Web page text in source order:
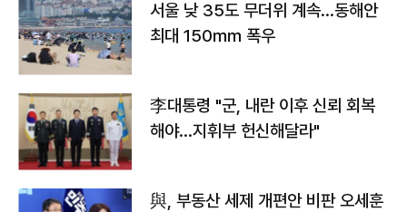
서울 낮 35도 무더위 계속…동해안
최대 150㎜ 폭우
李대통령 "군, 내란 이후 신뢰 회복
해야…지휘부 헌신해달라"
與, 부동산 세제 개편안 비판 오세훈